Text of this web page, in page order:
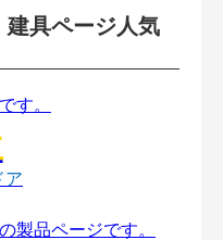
具ページ人気
ア